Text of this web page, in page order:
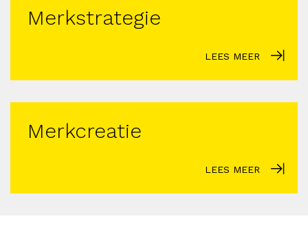
Merkstrategie
LEES MEER
Merkcreatie
LEES MEER